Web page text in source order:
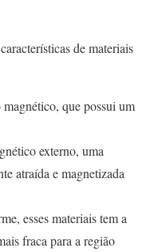
de materiais
que possui um
externo, uma
atraída e magnetizada
esses materiais tem a
fraca para a região